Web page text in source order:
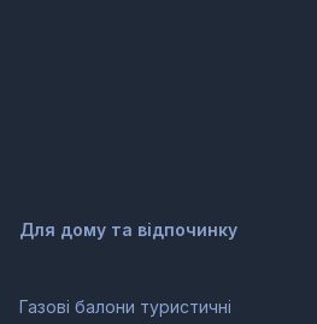
Для дому та відпочинку
Газові балони туристичні